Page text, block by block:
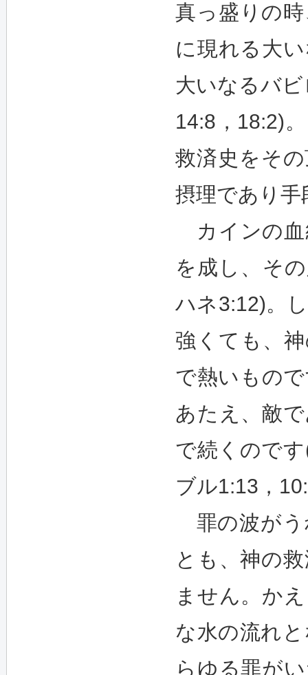
真っ盛りの
に現れる大
大いなるバ
14:8，18:2)
救済史をそ
摂理であり手
カインの血
を成し、そ
ハネ3:12)。
強くても、
で熱いもの
あたえ、敵
で続くので
ブル1:13，
罪の波がう
とも、神の
ません。か
な水の流れ
らゆる罪が